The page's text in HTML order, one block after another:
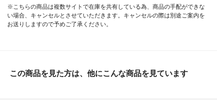
※こちらの商品は複数サイトで在庫を共有している為、商品の手配ができな
い場合、キャンセルとさせていただきます。キャンセルの際は別途ご案内を
お送りしますので予めご了承ください。
この商品を見た方は、他にこんな商品を見ています